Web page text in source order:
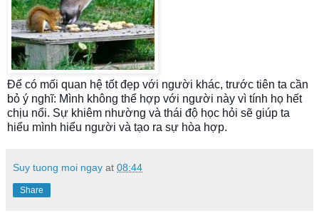
Để có mối quan hệ tốt đẹp với người khác, trước tiên ta cần
bỏ ý nghĩ: Mình không thể hợp với người này vì tính họ hết
chịu nổi. Sự khiêm nhường và thái độ học hỏi sẽ giúp ta
hiểu mình hiểu người và tạo ra sự hòa hợp.
Suy tuong moi ngay at 08:44
Share